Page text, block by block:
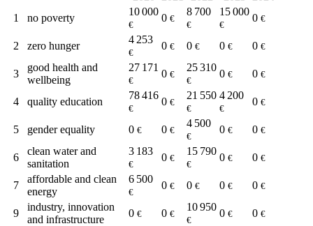
1
no poverty
10 000
€
0 €
8 700
€
15 000
€
0 €
2 zero hunger
4 253
€
0 € 0 € 0 € 0 €
3
good health and
wellbeing
27 171
€
0 €
25 310
€
0 € 0 €
4 quality education
78 416
€
0 €
21 550
€
4 200
€
0 €
5 gender equality 0 € 0 €
4 500
€
0 € 0 €
6
clean water and
sanitation
3 183
€
0 €
15 790
€
0 € 0 €
7
affordable and clean
energy
6 500
€
0 € 0 € 0 € 0 €
9
industry, innovation
and infrastructure
0 € 0 €
10 950
€
0 € 0 €